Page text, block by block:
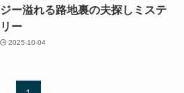
ジー溢れる路地裏の夫探しミステ
リー
2025-10-04